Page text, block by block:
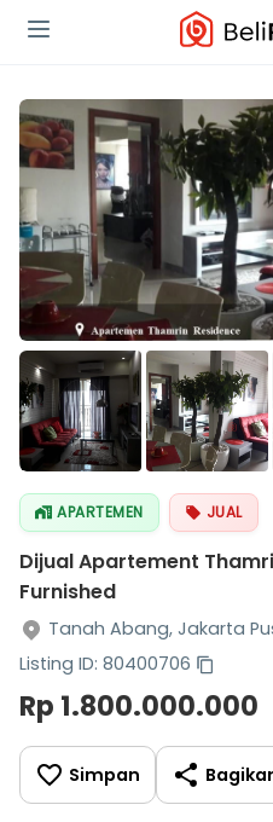
APARTEMEN JUAL
Dijual Apartement
Furnished
Tanah Abang, Jakarta
Listing ID: 80400706
Rp 1.800.000.000
Simpan